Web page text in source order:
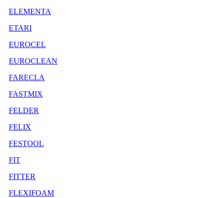
ELEMENTA
ETARI
EUROCEL
EUROCLEAN
FARECLA
FASTMIX
FELDER
FELIX
FESTOOL
FIT
FITTER
FLEXIFOAM